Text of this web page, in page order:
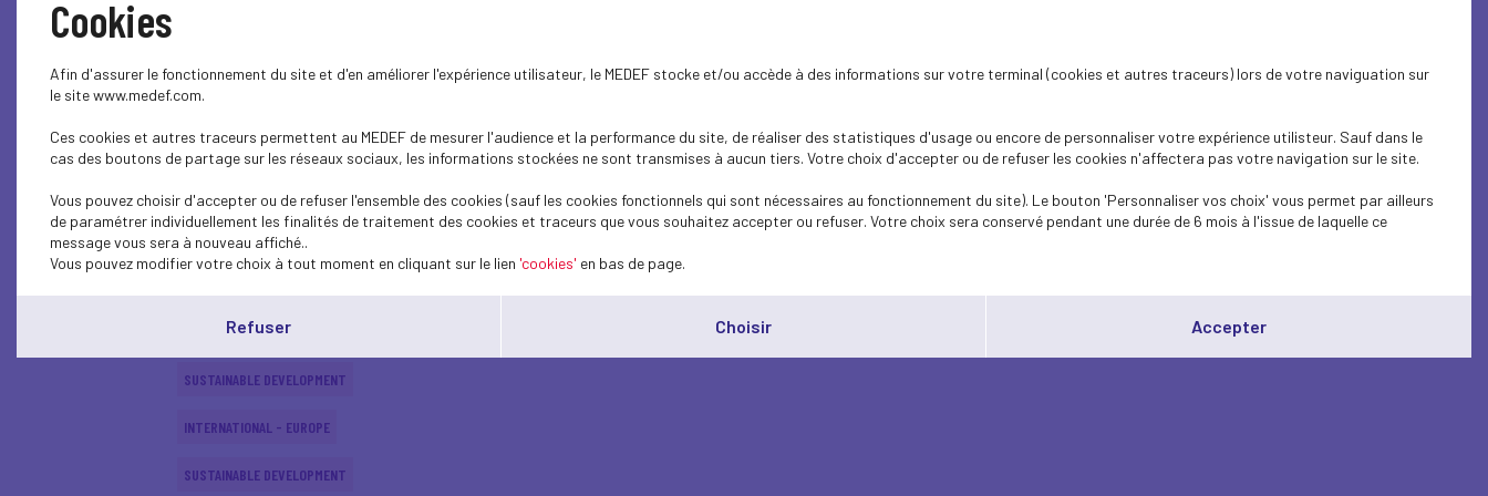
SUSTAINABLE DEVELOPMENT
SUSTAINABLE DEVELOPMENT
SUSTAINABLE DEVELOPMENT
SUSTAINABLE DEVELOPMENT
SUSTAINABLE DEVELOPMENT
INTERNATIONAL - EUROPE
SUSTAINABLE DEVELOPMENT
Cookies
Afin d'assurer le fonctionnement du site et d'en améliorer l'expérience utilisateur, le MEDEF stocke et/ou accède à des informations sur votre terminal (cookies et autres traceurs) lors de votre naviguation sur
le site www.medef.com.
Ces cookies et autres traceurs permettent au MEDEF de mesurer l'audience et la performance du site, de réaliser des statistiques d'usage ou encore de personnaliser votre expérience utilisteur. Sauf dans le
cas des boutons de partage sur les réseaux sociaux, les informations stockées ne sont transmises à aucun tiers. Votre choix d'accepter ou de refuser les cookies n'affectera pas votre navigation sur le site.
Vous pouvez choisir d'accepter ou de refuser l'ensemble des cookies (sauf les cookies fonctionnels qui sont nécessaires au fonctionnement du site). Le bouton 'Personnaliser vos choix' vous permet par ailleurs
de paramétrer individuellement les finalités de traitement des cookies et traceurs que vous souhaitez accepter ou refuser. Votre choix sera conservé pendant une durée de 6 mois à l'issue de laquelle ce
message vous sera à nouveau affiché..
Vous pouvez modifier votre choix à tout moment en cliquant sur le lien 'cookies' en bas de page.
Refuser Choisir Accepter